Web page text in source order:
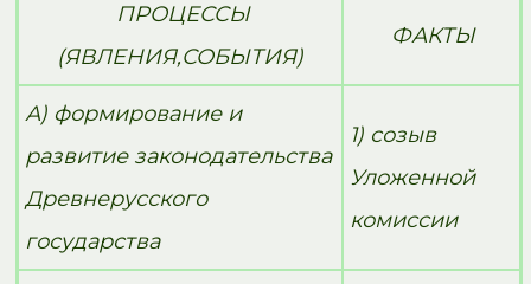
ПРОЦЕССЫ
(ЯВЛЕНИЯ,СОБЫТИЯ)
ФАКТЫ
А) формирование и
развитие законодательства
Древнерусского
государства
1) созыв
Уложенной
комиссии